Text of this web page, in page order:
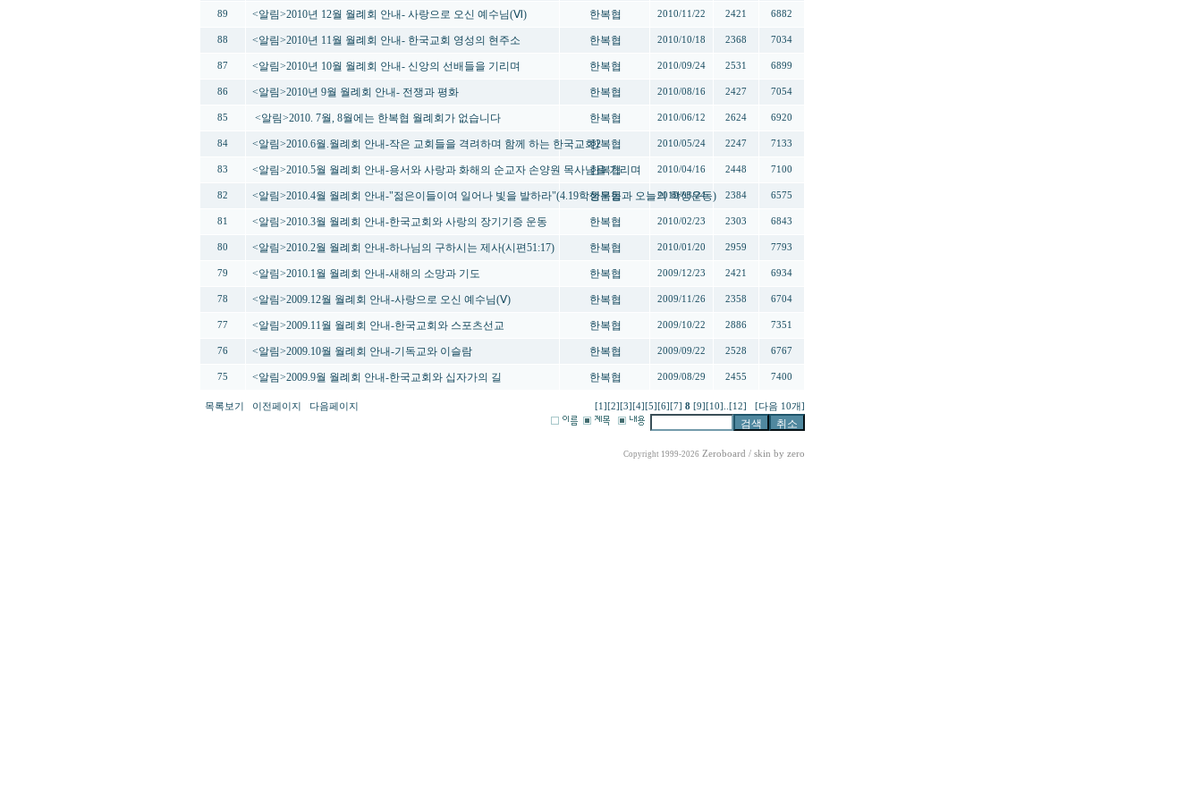
89 <알림>2010년 12월 월례회 안내- 사랑으로 오신 예수님(Ⅵ) 한복협 2010/11/22 2421 6882
88 <알림>2010년 11월 월례회 안내- 한국교회 영성의 현주소 한복협 2010/10/18 2368 7034
87 <알림>2010년 10월 월례회 안내- 신앙의 선배들을 기리며 한복협 2010/09/24 2531 6899
86 <알림>2010년 9월 월례회 안내- 전쟁과 평화 한복협 2010/08/16 2427 7054
85 <알림>2010. 7월, 8월에는 한복협 월례회가 없습니다 한복협 2010/06/12 2624 6920
84 <알림>2010.6월.월례회 안내-작은 교회들을 격려하며 함께 하는 한국교회2한복협 2010/05/24 2247 7133
83 <알림>2010.5월 월례회 안내-용서와 사랑과 화해의 순교자 손양원 목사님을 기리며
한복협 2010/04/16 2448 7100
82 <알림>2010.4월 월례회 안내-"젊은이들이여 일어나 빛을 발하라"(4.19학생운동과 오늘의 학생운동)
한복협 2010/03/24 2384 6575
81 <알림>2010.3월 월례회 안내-한국교회와 사랑의 장기기증 운동 한복협 2010/02/23 2303 6843
80 <알림>2010.2월 월례회 안내-하나님의 구하시는 제사(시편51:17) 한복협 2010/01/20 2959 7793
79 <알림>2010.1월 월례회 안내-새해의 소망과 기도 한복협 2009/12/23 2421 6934
78 <알림>2009.12월 월례회 안내-사랑으로 오신 예수님(Ⅴ) 한복협 2009/11/26 2358 6704
77 <알림>2009.11월 월례회 안내-한국교회와 스포츠선교 한복협 2009/10/22 2886 7351
76 <알림>2009.10월 월례회 안내-기독교와 이슬람 한복협 2009/09/22 2528 6767
75 <알림>2009.9월 월례회 안내-한국교회와 십자가의 길 한복협 2009/08/29 2455 7400
목록보기 이전페이지 다음페이지 [1] [2] [3] [4] [5] [6] [7] 8 [9] [10] [12] [다음 10개]
Copyright 1999-2026 Zeroboard / skin by zero